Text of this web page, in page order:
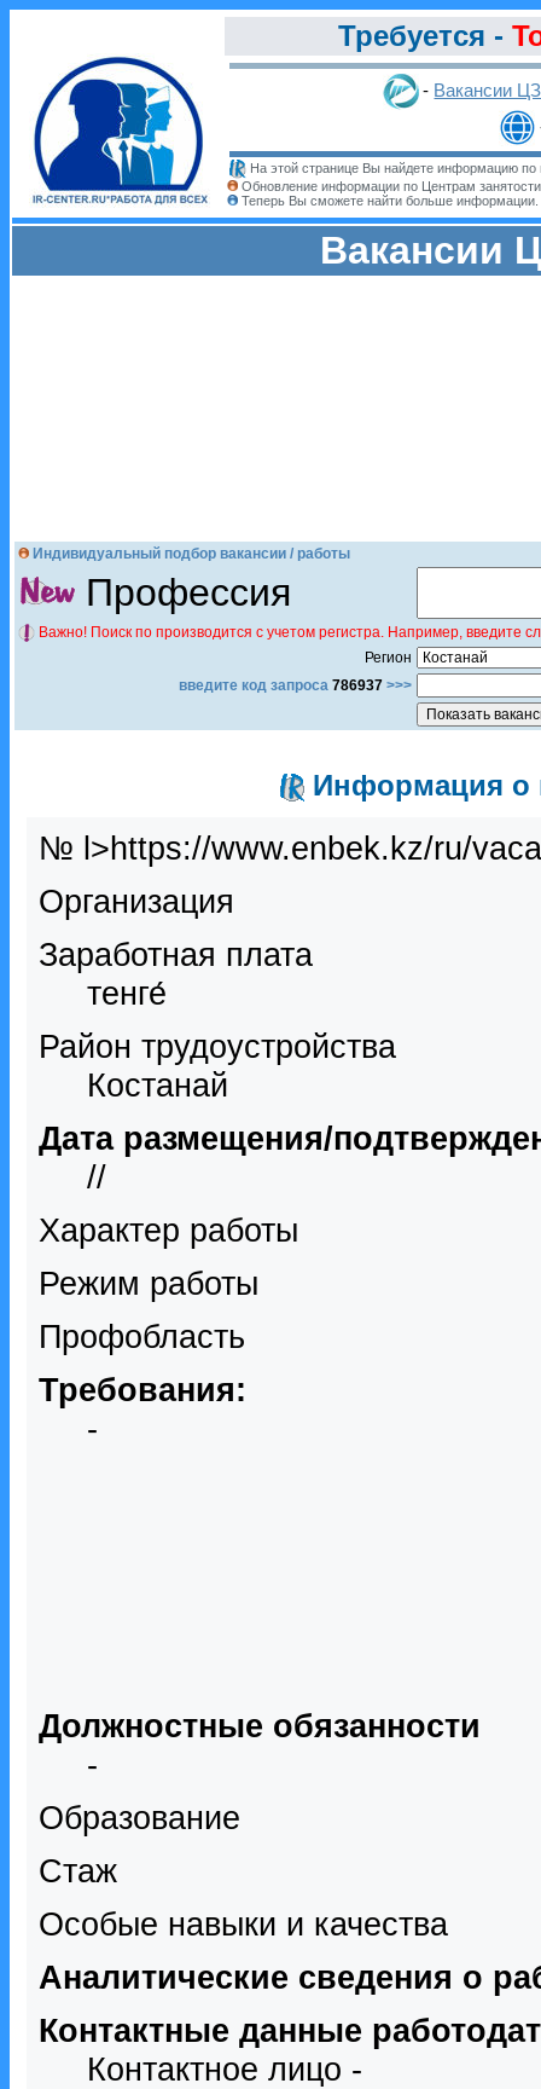
Требуется -
- Вакансии
На этой странице Вы найдете информацию по
Обновление информации по Центрам
Теперь Вы сможете найти больше информации.
Вакансии
Индивидуальный подбор вакансии / работы
Профессия
Важно! Поиск по производится с учетом регистра. Например,
Регион
введите код запроса 786937 >>>
Информация о
№ l>https://www.enbek.kz/ru/
Организация
Заработная плата
тенге́
Район трудоустройства
Костанай
Дата размещения/
//
Характер работы
Режим работы
Профобласть
Требования:
-
Должностные обязанности
-
Образование
Стаж
Особые навыки и качества
Аналитические сведения о
Контактные данные
Контактное лицо -